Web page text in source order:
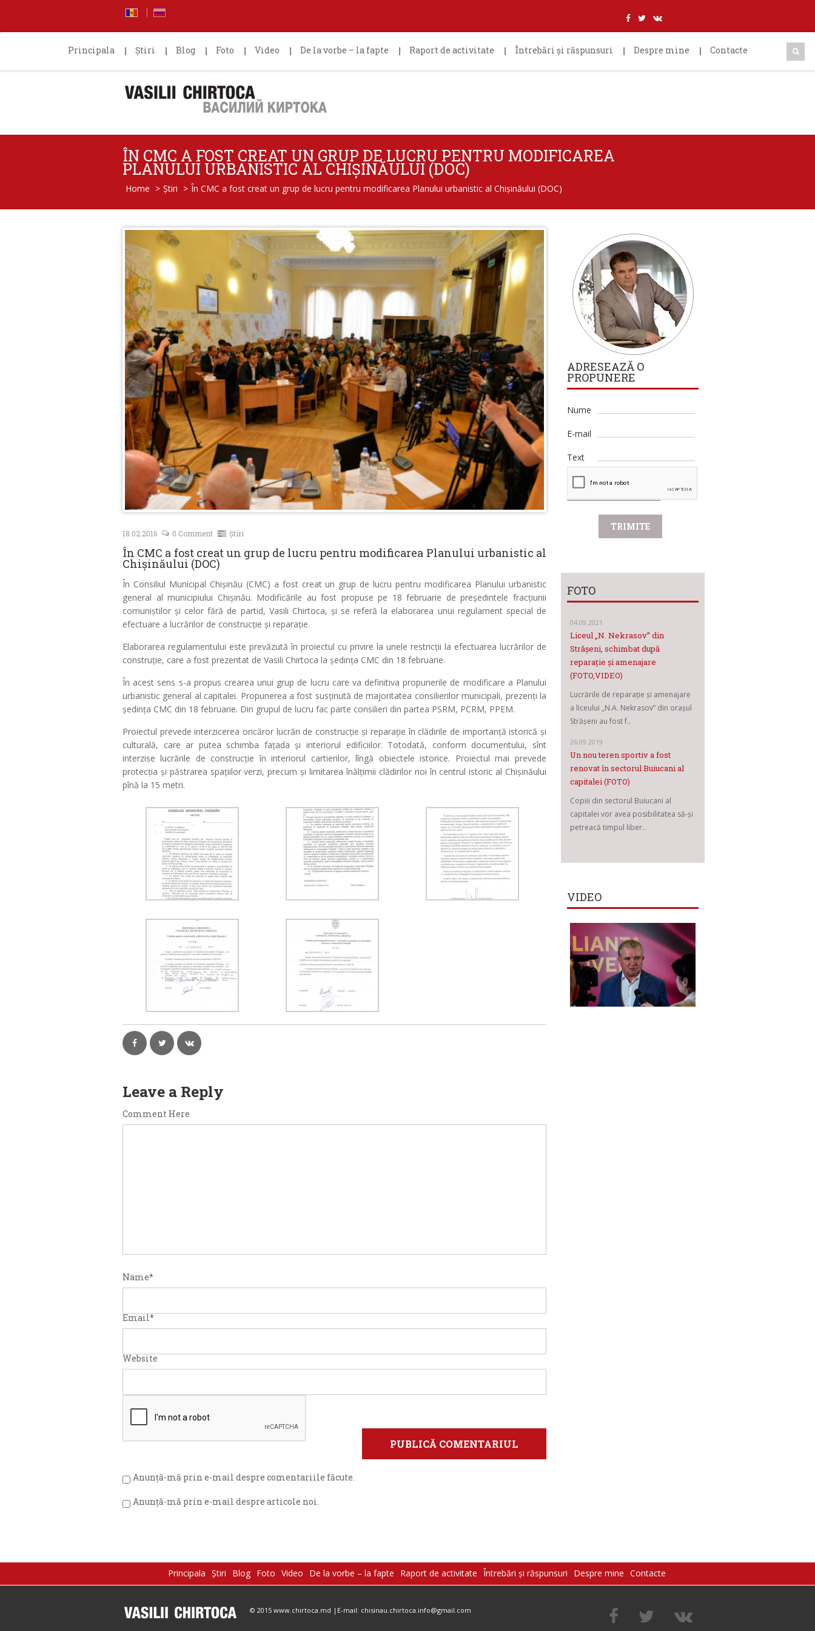
Principala Știri Blog Foto Video De la vorbe – la fapte Raport de activitate Întrebări şi răspunsuri Despre mine Contacte
ÎN CMC A FOST CREAT UN GRUP DE LUCRU PENTRU MODIFICAREA
PLANULUI URBANISTIC AL CHIȘINĂULUI (DOC)
Home > Știri > În CMC a fost creat un grup de lucru pentru modificarea Planului urbanistic al Chișinăului (DOC)
18.02.2016 0 Comment Știri
În CMC a fost creat un grup de lucru pentru modificarea Planului urbanistic al
Chișinăului (DOC)
În Consiliul Municipal Chișinău (CMC) a fost creat un grup de lucru pentru modificarea Planului urbanistic
general al municipiului Chișinău. Modificările au fost propuse pe 18 februarie de președintele fracțiunii
comuniștilor și celor fără de partid, Vasili Chirtoca, și se referă la elaborarea unui regulament special de
efectuare a lucrărilor de construcție și reparație.
Elaborarea regulamentului este prevăzută în proiectul cu privire la unele restricții la efectuarea lucrărilor de
construție, care a fost prezentat de Vasili Chirtoca la ședința CMC din 18 februarie.
În acest sens s-a propus crearea unui grup de lucru care va definitiva propunerile de modificare a Planului
urbanistic general al capitalei. Propunerea a fost susținută de majoritatea consilierilor municipali, prezenți la
ședința CMC din 18 februarie. Din grupul de lucru fac parte consilieri din partea PSRM, PCRM, PPEM.
Proiectul prevede interzicerea oricăror lucrări de construcție și reparație în clădirile de importanță istorică și
culturală, care ar putea schimba fațada și interiorul edificiilor. Totodată, conform documentului, sînt
interzise lucrările de construcție în interiorul cartierilor, lîngă obiectele istorice. Proiectul mai prevede
protecția și păstrarea spațiilor verzi, precum și limitarea înălțimii clădirilor noi în centrul istoric al Chișinăului
pînă la 15 metri.
Leave a Reply
Comment Here
Name*
Email*
Website
Anunță-mă prin e-mail despre comentariile făcute.
Anunță-mă prin e-mail despre articole noi.
ADRESEAZĂ O
PROPUNERE
Nume
E-mail
Text
FOTO
04.09.2021
Liceul „N. Nekrasov” din
Strășeni, schimbat după
reparație și amenajare
(FOTO,VIDEO)
Lucrările de reparație și amenajare
a liceului „N.A. Nekrasov” din orașul
Strășeni au fost f..
26.09.2019
Un nou teren sportiv a fost
renovat în sectorul Buiucani al
capitalei (FOTO)
Copiii din sectorul Buiucani al
capitalei vor avea posibilitatea să-și
petreacă timpul liber..
VIDEO
Principala Știri Blog Foto Video De la vorbe – la fapte Raport de activitate Întrebări şi răspunsuri Despre mine Contacte
© 2015 www.chirtoca.md |E-mail: chisinau.chirtoca.info@gmail.com